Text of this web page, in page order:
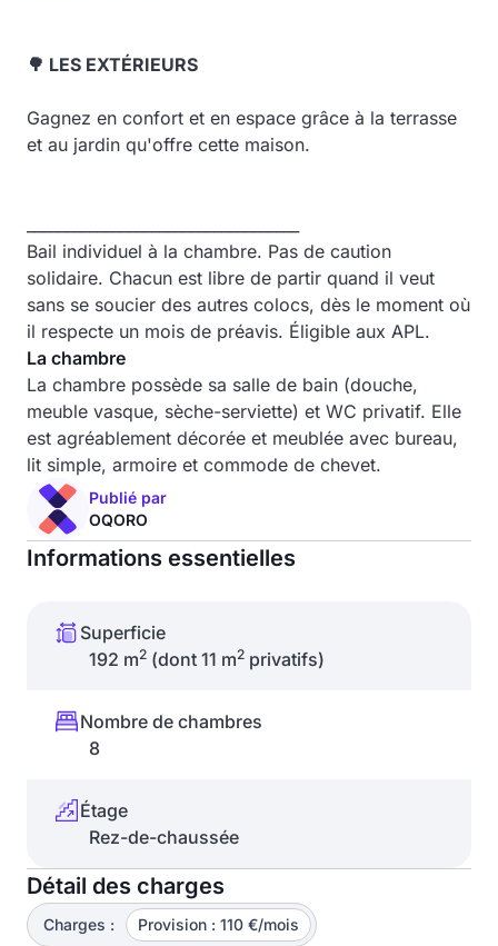
🌳 LES EXTÉRIEURS
Gagnez en confort et en espace grâce à la terrasse
et au jardin qu'offre cette maison.
Bail individuel à la chambre. Pas de caution
solidaire. Chacun est libre de partir quand il veut
sans se soucier des autres colocs, dès le moment où
il respecte un mois de préavis. Éligible aux APL.
La chambre
La chambre possède sa salle de bain (douche,
meuble vasque, sèche-serviette) et WC privatif. Elle
est agréablement décorée et meublée avec bureau,
lit simple, armoire et commode de chevet.
Publié par
OQORO
Informations essentielles
Superficie
192 m2 (dont 11 m2 privatifs)
Nombre de chambres
8
Étage
Rez-de-chaussée
Détail des charges
Charges : Provision : 110 €/mois